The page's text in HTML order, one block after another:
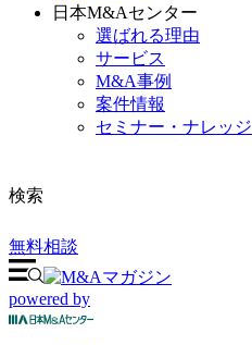
日本M&Aセンター
選ばれる理由
サービス
M&A事例
案件情報
セミナー・ナレッジ
検索
無料相談
powered by